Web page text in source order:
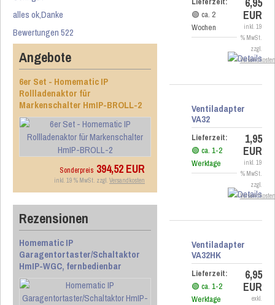
alles ok,Danke
Bewertungen 522
Angebote
6er Set - Homematic IP
Rollladenaktor für
Markenschalter HmIP-BROLL-2
Sonderpreis 394,52 EUR
inkl. 19 % MwSt. zzgl. Versandkosten
Rezensionen
Homematic IP
Garagentortaster/Schaltaktor
HmIP-WGC, fernbedienbar
🟢 ca. 2
Wochen
EUR
inkl. 19
% MwSt.
zzgl.
Versandkosten
Ventiladapter
VA32
Lieferzeit:
🟢 ca. 1-2
Werktage
1,95
EUR
inkl. 19
% MwSt.
zzgl.
Versandkosten
Ventiladapter
VA32HK
Lieferzeit:
🟢 ca. 1-2
Werktage
6,95
EUR
exkl.